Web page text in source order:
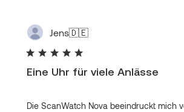
Jens🇩🇪
Eine Uhr für viele Anlässe
Die ScanWatch Nova beeindruckt mich